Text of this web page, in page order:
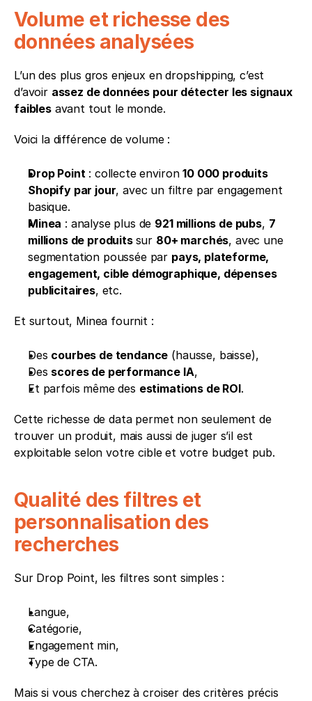
Volume et richesse des
données analysées
L’un des plus gros enjeux en dropshipping, c’est
d’avoir assez de données pour détecter les signaux
faibles avant tout le monde.
Voici la différence de volume :
Drop Point : collecte environ 10 000 produits
Shopify par jour, avec un filtre par engagement
basique.
Minea : analyse plus de 921 millions de pubs, 7
millions de produits sur 80+ marchés, avec une
segmentation poussée par pays, plateforme,
engagement, cible démographique, dépenses
publicitaires, etc.
Et surtout, Minea fournit :
Des courbes de tendance (hausse, baisse),
Des scores de performance IA,
Et parfois même des estimations de ROI.
Cette richesse de data permet non seulement de
trouver un produit, mais aussi de juger s’il est
exploitable selon votre cible et votre budget pub.
Qualité des filtres et
personnalisation des
recherches
Sur Drop Point, les filtres sont simples :
Langue,
Catégorie,
Engagement min,
Type de CTA.
Mais si vous cherchez à croiser des critères précis